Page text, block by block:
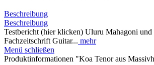
Beschreibung
Beschreibung
Testbericht (hier klicken) Uluru Mahagoni und
Fachzeitschrift Guitar... mehr
Menü schließen
Produktinformationen "Koa Tenor aus